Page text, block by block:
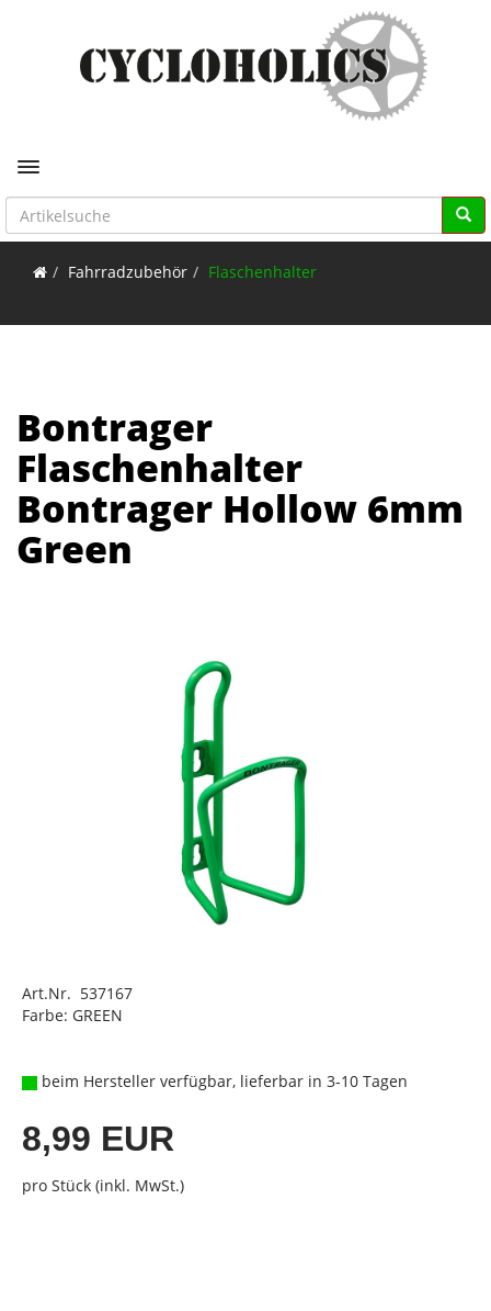
Toggle navigation
Fahrradzubehör Flaschenhalter
Bontrager
Flaschenhalter
Bontrager Hollow 6mm
Green
Art.Nr. 537167
Farbe: GREEN
beim Hersteller verfügbar, lieferbar in 3-10 Tagen
8,99 EUR
pro Stück (inkl. MwSt.)